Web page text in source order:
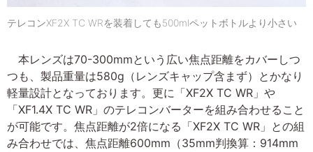
テレコンXF2X TC WRを装着しても500mlペットボトルより小さい
本レンズは70-300mmという広い焦点距離をカバーしつ
つも、製品重量は580g（レンズキャップ含まず）とかなり
軽量設計となっております。更に「XF2X TC WR」や
「XF1.4X TC WR」のテレコンバーターを組み合わせること
が可能です。焦点距離が2倍になる「XF2X TC WR」との組
み合わせでは、焦点距離600mm（35mm判換算：914mm